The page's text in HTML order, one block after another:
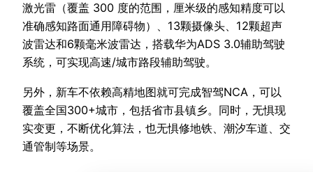
激光雷（覆盖 300 度的范围，厘米级的感知精度可以
准确感知路面通用障碍物）、13颗摄像头、12颗超声
波雷达和6颗毫米波雷达，搭载华为ADS 3.0辅助驾驶
系统，可实现高速/城市路段辅助驾驶。
另外，新车不依赖高精地图就可完成智驾NCA，可以
覆盖全国300+城市，包括省市县镇乡。同时，无惧现
实变更，不断优化算法，也无惧修地铁、潮汐车道、交
通管制等场景。